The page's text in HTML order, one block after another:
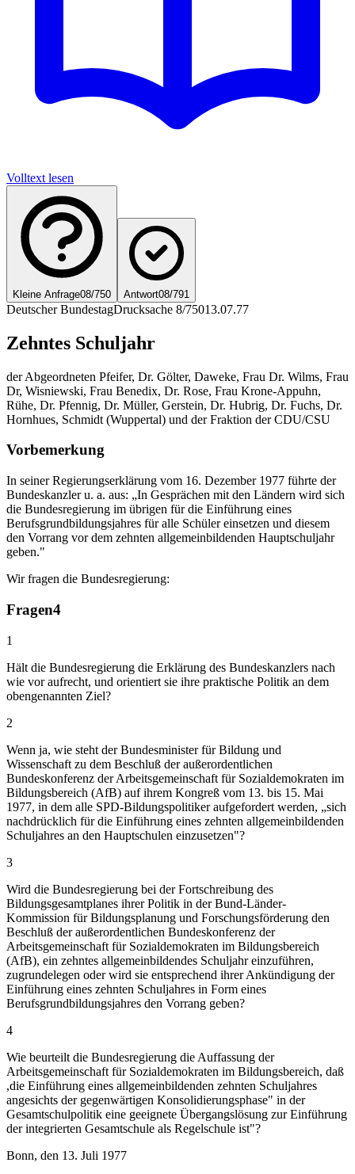
Volltext lesen
Kleine Anfrage08/750 Antwort08/791
Deutscher BundestagDrucksache 8/75013.07.77
Zehntes Schuljahr
der Abgeordneten Pfeifer, Dr. Gölter, Daweke, Frau Dr. Wilms, Frau
Dr, Wisniewski, Frau Benedix, Dr. Rose, Frau Krone-Appuhn,
Rühe, Dr. Pfennig, Dr. Müller, Gerstein, Dr. Hubrig, Dr. Fuchs, Dr.
Hornhues, Schmidt (Wuppertal) und der Fraktion der CDU/CSU
Vorbemerkung
In seiner Regierungserklärung vom 16. Dezember 1977 führte der
Bundeskanzler u. a. aus: „In Gesprächen mit den Ländern wird sich
die Bundesregierung im übrigen für die Einführung eines
Berufsgrundbildungsjahres für alle Schüler einsetzen und diesem
den Vorrang vor dem zehnten allgemeinbildenden Hauptschuljahr
geben."
Wir fragen die Bundesregierung:
Fragen4
1
Hält die Bundesregierung die Erklärung des Bundeskanzlers nach
wie vor aufrecht, und orientiert sie ihre praktische Politik an dem
obengenannten Ziel?
2
Wenn ja, wie steht der Bundesminister für Bildung und
Wissenschaft zu dem Beschluß der außerordentlichen
Bundeskonferenz der Arbeitsgemeinschaft für Sozialdemokraten im
Bildungsbereich (AfB) auf ihrem Kongreß vom 13. bis 15. Mai
1977, in dem alle SPD-Bildungspolitiker aufgefordert werden, „sich
nachdrücklich für die Einführung eines zehnten allgemeinbildenden
Schuljahres an den Hauptschulen einzusetzen"?
3
Wird die Bundesregierung bei der Fortschreibung des
Bildungsgesamtplanes ihrer Politik in der Bund-Länder-
Kommission für Bildungsplanung und Forschungsförderung den
Beschluß der außerordentlichen Bundeskonferenz der
Arbeitsgemeinschaft für Sozialdemokraten im Bildungsbereich
(AfB), ein zehntes allgemeinbildendes Schuljahr einzuführen,
zugrundelegen oder wird sie entsprechend ihrer Ankündigung der
Einführung eines zehnten Schuljahres in Form eines
Berufsgrundbildungsjahres den Vorrang geben?
4
Wie beurteilt die Bundesregierung die Auffassung der
Arbeitsgemeinschaft für Sozialdemokraten im Bildungsbereich, daß
,die Einführung eines allgemeinbildenden zehnten Schuljahres
angesichts der gegenwärtigen Konsolidierungsphase" in der
Gesamtschulpolitik eine geeignete Übergangslösung zur Einführung
der integrierten Gesamtschule als Regelschule ist"?
Bonn, den 13. Juli 1977